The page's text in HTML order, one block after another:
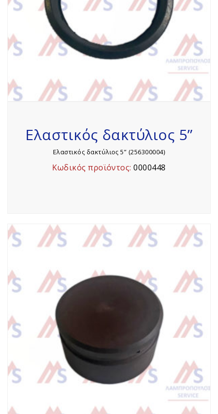
Ελαστικός δακτύλιος 5”
Ελαστικός δακτύλιος 5” (256300004)
Κωδικός προϊόντος:0000448